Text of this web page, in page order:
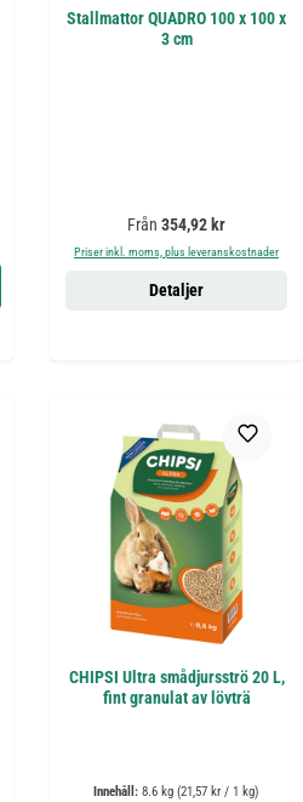
Stallmattor QUADRO 100 x 100 x
3 cm
Ordinarie pris:
Från 354,92 kr
Priser inkl. moms, plus leveranskostnader
Detaljer
CHIPSI Ultra smådjursströ 20 L,
fint granulat av lövträ
Innehåll: 8.6 kg (21,57 kr / 1 kg)